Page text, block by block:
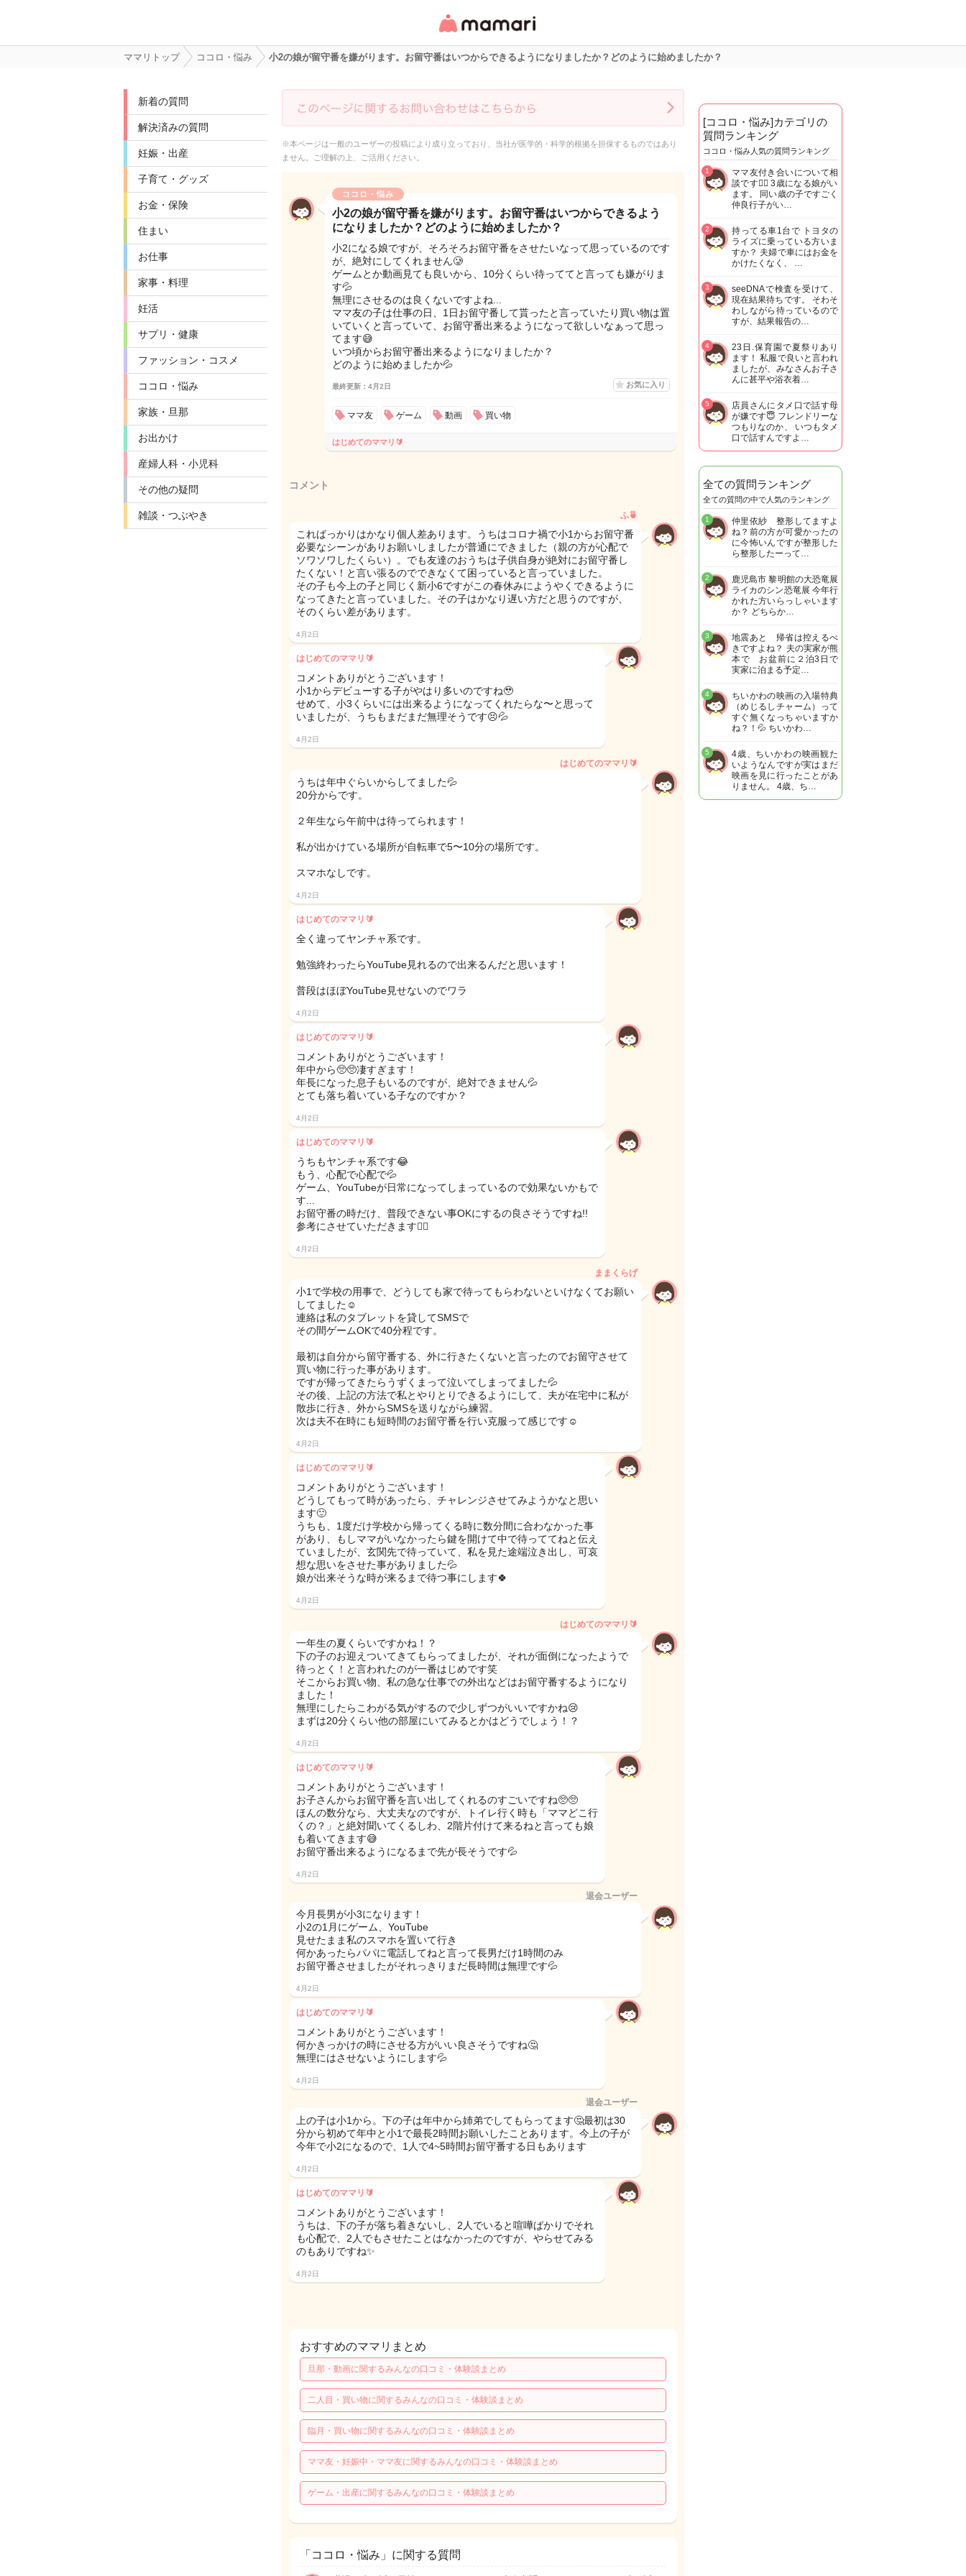
リ・情報サイト
ママリトップ ココロ・悩み 小2の娘が留守番を嫌がります。お留守番はいつからできるようになりましたか？どのように始めましたか？
新着の質問
解決済みの質問
妊娠・出産
子育て・グッズ
お金・保険
住まい
お仕事
家事・料理
妊活
サプリ・健康
ファッション・コスメ
ココロ・悩み
家族・旦那
お出かけ
産婦人科・小児科
その他の疑問
雑談・つぶやき
※本ページは一般のユーザーの投稿により成り立っており、当社が医学的・科学的根拠を担保するものではあり
ません。ご理解の上、ご活用ください。
ココロ・悩み
小2の娘が留守番を嫌がります。お留守番はいつからできるよう
になりましたか？どのように始めましたか？
小2になる娘ですが、そろそろお留守番をさせたいなって思っているのです
が、絶対にしてくれません🥲
ゲームとか動画見ても良いから、10分くらい待っててと言っても嫌がりま
す💦
無理にさせるのは良くないですよね...
ママ友の子は仕事の日、1日お留守番して貰ったと言っていたり買い物は置
いていくと言っていて、お留守番出来るようになって欲しいなぁって思っ
てます😅
いつ頃からお留守番出来るようになりましたか？
どのように始めましたか💦
最終更新：4月2日 お気に入り
ママ友 ゲーム 動画 買い物
はじめてのママリ🔰
コメント
ふ🍵
こればっかりはかなり個人差あります。うちはコロナ禍で小1からお留守番
必要なシーンがありお願いしましたが普通にできました（親の方が心配で
ソワソワしたくらい）。でも友達のおうちは子供自身が絶対にお留守番し
たくない！と言い張るのでできなくて困っていると言っていました。
その子も今上の子と同じく新小6ですがこの春休みにようやくできるように
なってきたと言っていました。その子はかなり遅い方だと思うのですが、
そのくらい差があります。
4月2日
はじめてのママリ🔰
コメントありがとうございます！
小1からデビューする子がやはり多いのですね🥹
せめて、小3くらいには出来るようになってくれたらな〜と思って
いましたが、うちもまだまだ無理そうです😣💦
4月2日
はじめてのママリ🔰
うちは年中ぐらいからしてました💦
20分からです。
２年生なら午前中は待ってられます！
私が出かけている場所が自転車で5〜10分の場所です。
スマホなしです。
4月2日
はじめてのママリ🔰
全く違ってヤンチャ系です。
勉強終わったらYouTube見れるので出来るんだと思います！
普段はほぼYouTube見せないのでワラ
4月2日
はじめてのママリ🔰
コメントありがとうございます！
年中から🥺🥺凄すぎます！
年長になった息子もいるのですが、絶対できません💦
とても落ち着いている子なのですか？
4月2日
はじめてのママリ🔰
うちもヤンチャ系です😂
もう、心配で心配で💦
ゲーム、YouTubeが日常になってしまっているので効果ないかもで
す...
お留守番の時だけ、普段できない事OKにするの良さそうですね!!
参考にさせていただきます🙇‍♀️
4月2日
ままくらげ
小1で学校の用事で、どうしても家で待ってもらわないといけなくてお願い
してました☺️
連絡は私のタブレットを貸してSMSで
その間ゲームOKで40分程です。
最初は自分から留守番する、外に行きたくないと言ったのでお留守させて
買い物に行った事があります。
ですが帰ってきたらうずくまって泣いてしまってました💦
その後、上記の方法で私とやりとりできるようにして、夫が在宅中に私が
散歩に行き、外からSMSを送りながら練習。
次は夫不在時にも短時間のお留守番を行い克服って感じです☺️
4月2日
はじめてのママリ🔰
コメントありがとうございます！
どうしてもって時があったら、チャレンジさせてみようかなと思い
ます🙂
うちも、1度だけ学校から帰ってくる時に数分間に合わなかった事
があり、もしママがいなかったら鍵を開けて中で待っててねと伝え
ていましたが、玄関先で待っていて、私を見た途端泣き出し、可哀
想な思いをさせた事がありました💦
娘が出来そうな時が来るまで待つ事にします🍀
4月2日
はじめてのママリ🔰
一年生の夏くらいですかね！？
下の子のお迎えついてきてもらってましたが、それが面倒になったようで
待っとく！と言われたのが一番はじめです笑
そこからお買い物、私の急な仕事での外出などはお留守番するようになり
ました！
無理にしたらこわがる気がするので少しずつがいいですかね😢
まずは20分くらい他の部屋にいてみるとかはどうでしょう！？
4月2日
はじめてのママリ🔰
コメントありがとうございます！
お子さんからお留守番を言い出してくれるのすごいですね🥺🥺
ほんの数分なら、大丈夫なのですが、トイレ行く時も「ママどこ行
くの？」と絶対聞いてくるしわ、2階片付けて来るねと言っても娘
も着いてきます😅
お留守番出来るようになるまで先が長そうです💦
4月2日
退会ユーザー
今月長男が小3になります！
小2の1月にゲーム、YouTube
見せたまま私のスマホを置いて行き
何かあったらパパに電話してねと言って長男だけ1時間のみ
お留守番させましたがそれっきりまだ長時間は無理です💦
4月2日
はじめてのママリ🔰
コメントありがとうございます！
何かきっかけの時にさせる方がいい良さそうですね🤔
無理にはさせないようにします💦
4月2日
退会ユーザー
上の子は小1から。下の子は年中から姉弟でしてもらってます🤔最初は30
分から初めて年中と小1で最長2時間お願いしたことあります。今上の子が
今年で小2になるので、1人で4~5時間お留守番する日もあります
4月2日
はじめてのママリ🔰
コメントありがとうございます！
うちは、下の子が落ち着きないし、2人でいると喧嘩ばかりでそれ
も心配で、2人でもさせたことはなかったのですが、やらせてみる
のもありですね✨
4月2日
おすすめのママリまとめ
旦那・動画に関するみんなの口コミ・体験談まとめ
二人目・買い物に関するみんなの口コミ・体験談まとめ
臨月・買い物に関するみんなの口コミ・体験談まとめ
ママ友・妊娠中・ママ友に関するみんなの口コミ・体験談まとめ
ゲーム・出産に関するみんなの口コミ・体験談まとめ
「ココロ・悩み」に関する質問
[ココロ・悩み]カテゴリの
質問ランキング
ココロ・悩み人気の質問ランキング
ママ友付き合いについて相
談です🙇‍♂️ 3歳になる娘がい
ます。 同い歳の子ですごく
仲良行子がい…
1
持ってる車1台で トヨタの
ライズに乗っている方いま
すか？ 夫婦で車にはお金を
かけたくなく、 …
2
seeDNAで検査を受けて、
現在結果待ちです。 そわそ
わしながら待っているので
すが、結果報告の…
3
23日.保育園で夏祭りあり
ます！ 私服で良いと言われ
ましたが、みなさんお子さ
んに甚平や浴衣着…
4
店員さんにタメ口で話す母
が嫌です😇 フレンドリーな
つもりなのか、 いつもタメ
口で話すんですよ…
5
全ての質問ランキング
全ての質問の中で人気のランキング
仲里依紗 整形してますよ
ね？前の方が可愛かったの
に今怖いんですが整形した
ら整形したーって…
1
鹿児島市 黎明館の大恐竜展
ライカのシン恐竜展 今年行
かれた方いらっしゃいます
か？ どちらか…
2
地震あと 帰省は控えるべ
きですよね？ 夫の実家が熊
本で お盆前に２泊3日で
実家に泊まる予定…
3
ちいかわの映画の入場特典
（めじるしチャーム）って
すぐ無くなっちゃいますか
ね？！💦 ちいかわ…
4
4歳、ちいかわの映画観た
いようなんですが実はまだ
映画を見に行ったことがあ
りません。 4歳、ち…
5